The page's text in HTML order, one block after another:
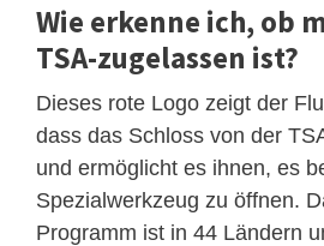
Wie erkenne ich, ob
TSA-zugelassen ist?
Dieses rote Logo zeigt der
dass das Schloss von der
und ermöglicht es ihnen, es
Spezialwerkzeug zu öffnen.
Programm ist in 44 Ländern